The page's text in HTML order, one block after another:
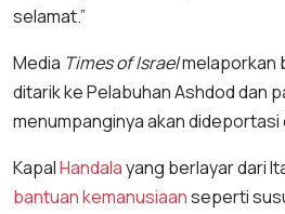
selamat.”
Media Times of Israelmelaporkan
ditarik ke Pelabuhan Ashdod dan
menumpanginya akan dideportasi
KapalHandalayang berlayar dari
bantuan kemanusiaanseperti